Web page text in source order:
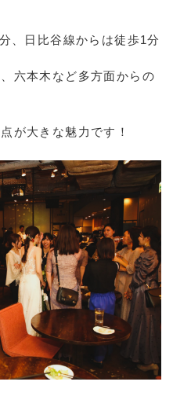
、日比谷線からは徒歩1分
六本木など多方面からの
が大きな魅力です！